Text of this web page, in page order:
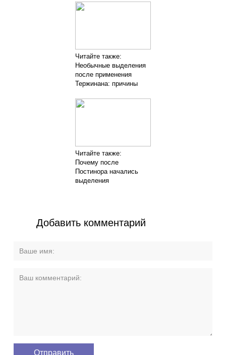
Читайте также:
Необычные выделения
после применения
Тержинана: причины
Читайте также:
Почему после
Постинора начались
выделения
Добавить комментарий